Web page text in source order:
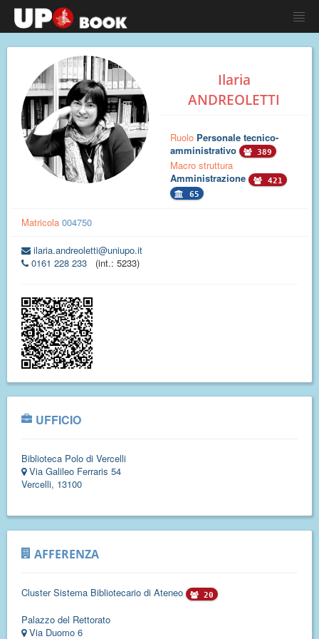
Ilaria
ANDREOLETTI
Ruolo Personale tecnico-
amministrativo
389
Macro struttura
Amministrazione
421
65
Matricola 004750
ilaria.andreoletti@uniupo.it
0161 228 233
(int.: 5233)
UFFICIO
Biblioteca Polo di Vercelli
Via Galileo Ferraris 54
Vercelli, 13100
AFFERENZA
Cluster Sistema Bibliotecario di Ateneo 20
Palazzo del Rettorato
Via Duomo 6